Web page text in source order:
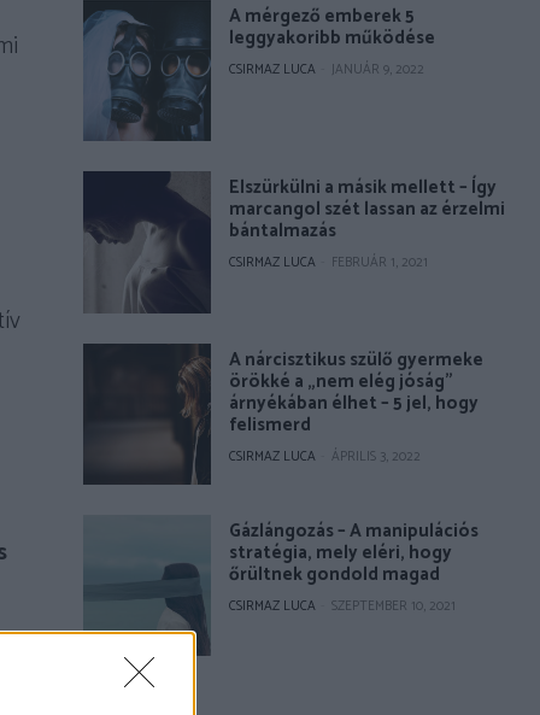
A mérgező emberek 5
leggyakoribb működése
CSIRMAZ LUCA JANUÁR 9, 2022
Elszürkülni a másik mellett – Így
marcangol szét lassan az érzelmi
bántalmazás
CSIRMAZ LUCA FEBRUÁR 1, 2021
A nárcisztikus szülő gyermeke
örökké a „nem elég jóság”
árnyékában élhet – 5 jel, hogy
felismerd
CSIRMAZ LUCA ÁPRILIS 3, 2022
Gázlángozás – A manipulációs
stratégia, mely eléri, hogy
őrültnek gondold magad
CSIRMAZ LUCA SZEPTEMBER 10, 2021